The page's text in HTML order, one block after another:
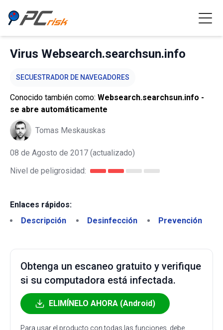
Virus Websearch.searchsun.info
SECUESTRADOR DE NAVEGADORES
Conocido también como: Websearch.searchsun.info -
se abre automáticamente
Tomas Meskauskas
08 de Agosto de 2017 (actualizado)
Nivel de peligrosidad:
Enlaces rápidos:
Descripción
Desinfección Prevención
Obtenga un escaneo gratuito y verifique
si su computadora está infectada.
ELIMÍNELO AHORA (Android)
Para usar el producto con todas las funciones, debe